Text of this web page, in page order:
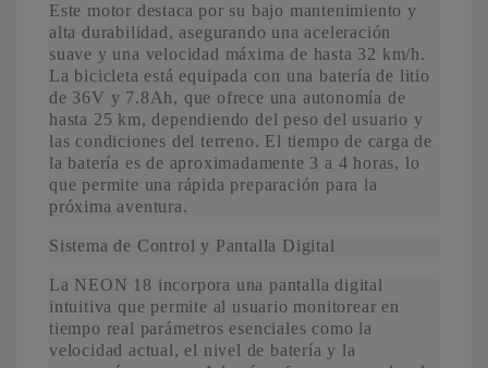
Este motor destaca por su bajo mantenimiento y
alta durabilidad, asegurando una aceleración
suave y una velocidad máxima de hasta 32 km/h.
La bicicleta está equipada con una batería de litio
de 36V y 7.8Ah, que ofrece una autonomía de
hasta 25 km, dependiendo del peso del usuario y
las condiciones del terreno. El tiempo de carga de
la batería es de aproximadamente 3 a 4 horas, lo
que permite una rápida preparación para la
próxima aventura.
Sistema de Control y Pantalla Digital
La NEON 18 incorpora una pantalla digital
intuitiva que permite al usuario monitorear en
tiempo real parámetros esenciales como la
velocidad actual, el nivel de batería y la